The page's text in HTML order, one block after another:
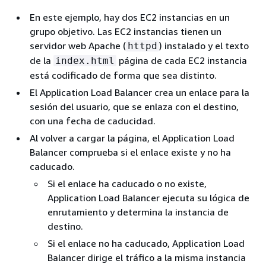
En este ejemplo, hay dos EC2 instancias en un
grupo objetivo. Las EC2 instancias tienen un
servidor web Apache ( httpd ) instalado y el texto
de la index.html
página de cada EC2 instancia
está codificado de forma que sea distinto.
El Application Load Balancer crea un enlace para la
sesión del usuario, que se enlaza con el destino,
con una fecha de caducidad.
Al volver a cargar la página, el Application Load
Balancer comprueba si el enlace existe y no ha
caducado.
Si el enlace ha caducado o no existe,
Application Load Balancer ejecuta su lógica de
enrutamiento y determina la instancia de
destino.
Si el enlace no ha caducado, Application Load
Balancer dirige el tráfico a la misma instancia